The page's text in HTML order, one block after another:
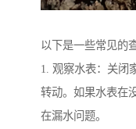
以下是一些常见的
1. 观察水表：关闭
转动。如果水表在
在漏水问题。